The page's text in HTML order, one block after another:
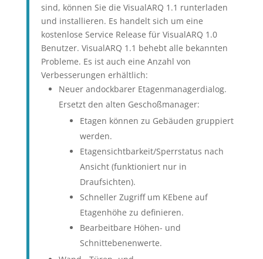
sind, können Sie die VisualARQ 1.1 runterladen
und installieren. Es handelt sich um eine
kostenlose Service Release für VisualARQ 1.0
Benutzer. VisualARQ 1.1 behebt alle bekannten
Probleme. Es ist auch eine Anzahl von
Verbesserungen erhältlich:
Neuer andockbarer Etagenmanagerdialog.
Ersetzt den alten Geschoßmanager:
Etagen können zu Gebäuden gruppiert
werden.
Etagensichtbarkeit/Sperrstatus nach
Ansicht (funktioniert nur in
Draufsichten).
Schneller Zugriff um KEbene auf
Etagenhöhe zu definieren.
Bearbeitbare Höhen- und
Schnittebenenwerte.